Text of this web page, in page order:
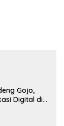
Gojo,
Digital di